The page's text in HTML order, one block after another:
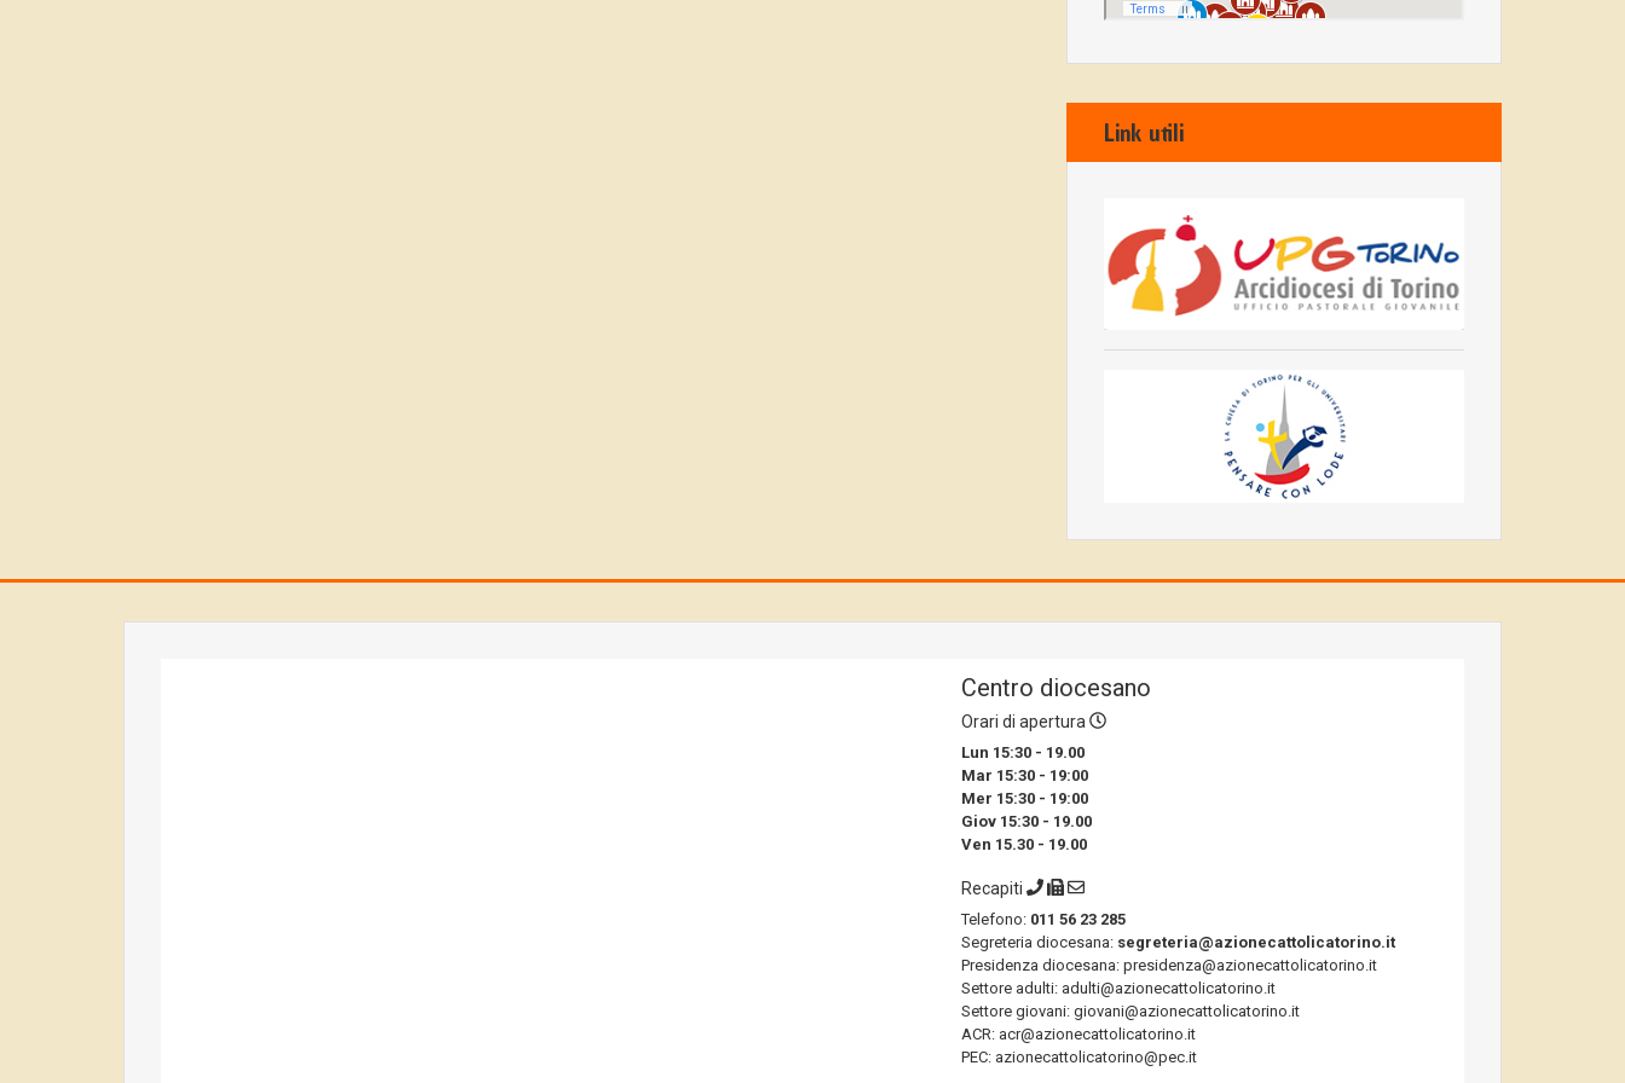
Link utili
Centro diocesano
Orari di apertura
Lun 15:30 - 19.00
Mar 15:30 - 19:00
Mer 15:30 - 19:00
Giov 15:30 - 19.00
Ven 15.30 - 19.00
Recapiti
Telefono: 011 56 23 285
Segreteria diocesana: segreteria@azionecattolicatorino.it
Presidenza diocesana: presidenza@azionecattolicatorino.it
Settore adulti: adulti@azionecattolicatorino.it
Settore giovani: giovani@azionecattolicatorino.it
ACR: acr@azionecattolicatorino.it
PEC: azionecattolicatorino@pec.it